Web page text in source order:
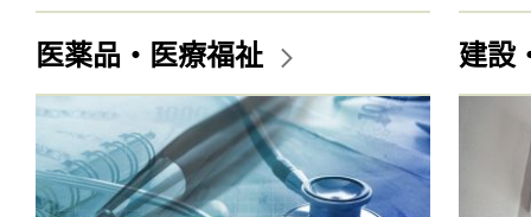
医薬品・医療福祉 建設